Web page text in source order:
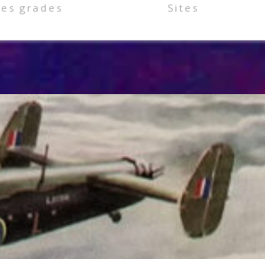
grades
Sites